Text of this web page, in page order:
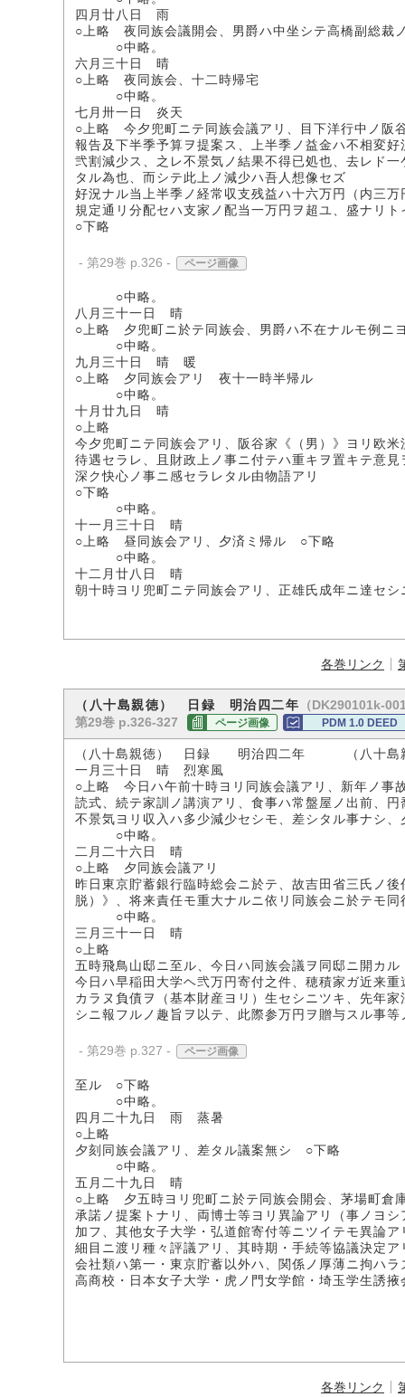
四月廿八日 雨
○上略 夜同族会議開会、男爵ハ中坐シテ高橋副総裁
○中略。
六月三十日 晴
○上略 夜同族会、十二時帰宅
○中略。
七月卅一日 炎天
○上略 今夕兜町ニテ同族会議アリ、目下洋行中ノ阪
報告及下半季予算ヲ提案ス、上半季ノ益金ハ不相変
弐割減少ス、之レ不景気ノ結果不得已処也、去レド
タル為也、而シテ此上ノ減少ハ吾人想像セズ
好況ナル当上半季ノ経常収支残益ハ十六万円（内三
規定通リ分配セハ支家ノ配当一万円ヲ超ユ、盛ナリ
○下略
- 第29巻 p.326 - ページ画像
○中略。
八月三十一日 晴
○上略 夕兜町ニ於テ同族会、男爵ハ不在ナルモ例ニ
○中略。
九月三十日 晴 暖
○上略 夕同族会アリ 夜十一時半帰ル
○中略。
十月廿九日 晴
○上略
今夕兜町ニテ同族会アリ、阪谷家《（男）》ヨリ欧
待遇セラレ、且財政上ノ事ニ付テハ重キヲ置キテ意
深ク快心ノ事ニ感セラレタル由物語アリ
○下略
○中略。
十一月三十日 晴
○上略 昼同族会アリ、夕済ミ帰ル ○下略
○中略。
十二月廿八日 晴
朝十時ヨリ兜町ニテ同族会アリ、正雄氏成年ニ達セ
各巻リンク
（八十島親徳） 日録 明治四二年 （DK290101k-
第29巻 p.326-327
ページ画像 PDM 1.0 DEED
（八十島親徳） 日録 明治四二年 （八十島
一月三十日 晴 烈寒風
○上略 今日ハ午前十時ヨリ同族会議アリ、新年ノ事
読式、続テ家訓ノ講演アリ、食事ハ常盤屋ノ出前、
不景気ヨリ収入ハ多少減少セシモ、差シタル事ナシ
○中略。
二月二十六日 晴
○上略 夕同族会議アリ
昨日東京貯蓄銀行臨時総会ニ於テ、故吉田省三氏ノ
脱）》、将来責任モ重大ナルニ依リ同族会ニ於テモ
○中略。
三月三十一日 晴
○上略
五時飛鳥山邸ニ至ル、今日ハ同族会議ヲ同邸ニ開カ
今日ハ早稲田大学ヘ弐万円寄付之件、穂積家ガ近来
カラヌ負債ヲ（基本財産ヨリ）生セシニツキ、先年
シニ報フルノ趣旨ヲ以テ、此際参万円ヲ贈与スル事
- 第29巻 p.327 - ページ画像
至ル ○下略
○中略。
四月二十九日 雨 蒸暑
○上略
夕刻同族会議アリ、差タル議案無シ ○下略
○中略。
五月二十九日 晴
○上略 夕五時ヨリ兜町ニ於テ同族会開会、茅場町倉
承諾ノ提案トナリ、両博士等ヨリ異論アリ（事ノヨ
加フ、其他女子大学・弘道館寄付等ニツイテモ異
細目ニ渡リ種々評議アリ、其時期・手続等協議決定ア
会社類ハ第一・東京貯蓄以外ハ、関係ノ厚薄ニ拘ハ
高商校・日本女子大学・虎ノ門女学館・埼玉学生誘
各巻リンク